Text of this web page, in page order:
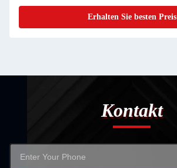
Erhalten Sie besten Preis
Kontakt